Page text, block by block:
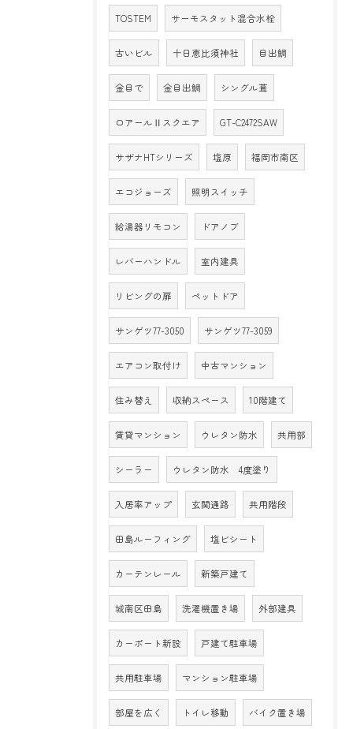
TOSTEM サーモスタット混合水栓
古いビル 十日恵比須神社 目出鯛
金目で 金目出鯛 シングル葺
ロアールⅡスクエア GT-C2472SAW
サザナHTシリーズ 塩原 福岡市南区
エコジョーズ 照明スイッチ
給湯器リモコン ドアノブ
レバーハンドル 室内建具
リビングの扉 ペットドア
サンゲツ77-3050 サンゲツ77-3059
エアコン取付け 中古マンション
住み替え 収納スペース 10階建て
賃貸マンション ウレタン防水 共用部
シーラー ウレタン防水 4度塗り
入居率アップ 玄関通路 共用階段
田島ルーフィング 塩ビシート
カーテンレール 新築戸建て
城南区田島 洗濯機置き場 外部建具
カーポート新設 戸建て駐車場
共用駐車場 マンション駐車場
部屋を広く トイレ移動 バイク置き場